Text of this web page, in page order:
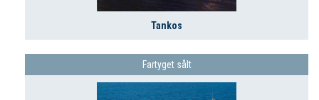
Tankos
Fartyget sålt